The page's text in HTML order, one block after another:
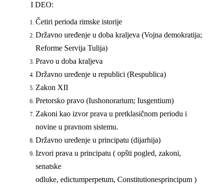
I DEO:
Četiri perioda rimske istorije
Državno uređenje u doba kralјeva (Vojna demokratija;
Reforme Servija Tulija)
Pravo u doba kralјeva
Državno uređenje u republici (Respublica)
Zakon XII
Pretorsko pravo (Iushonorarium; Iusgentium)
Zakoni kao izvor prava u pretklasičnom periodu i
novine u pravnom sistemu.
Državno uređenje u principatu (dijarhija)
Izvori prava u principatu ( opšti pogled, zakoni,
senatske
odluke, edictumperpetum, Constitutionesprincipum )